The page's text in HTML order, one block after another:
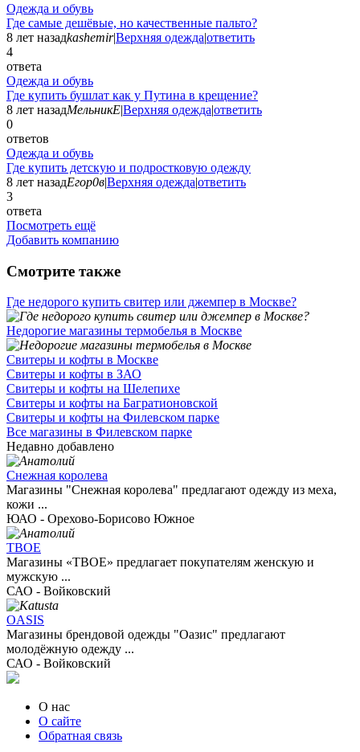
Одежда и обувь
Где самые дешёвые, но качественные пальто?
8 лет назадkashemir|Верхняя одежда|ответить
4
ответа
Одежда и обувь
Где купить бушлат как у Путина в крещение?
8 лет назадМельникЕ|Верхняя одежда|ответить
0
ответов
Одежда и обувь
Где купить детскую и подростковую одежду
8 лет назадЕгор0в|Верхняя одежда|ответить
3
ответа
Посмотреть ещё
Добавить компанию
Смотрите также
Где недорого купить свитер или джемпер в Москве?
Недорогие магазины термобелья в Москве
Свитеры и кофты в Москве
Свитеры и кофты в ЗАО
Свитеры и кофты на Шелепихе
Свитеры и кофты на Багратионовской
Свитеры и кофты на Филевском парке
Все магазины в Филевском парке
Недавно добавлено
Снежная королева
Магазины "Снежная королева" предлагают одежду из меха,
кожи ...
ЮАО - Орехово-Борисово Южное
ТВОЕ
Магазины «ТВОЕ» предлагает покупателям женскую и
мужскую ...
САО - Войковский
OASIS
Магазины брендовой одежды "Оазис" предлагают
молодёжную одежду ...
САО - Войковский
О нас
О сайте
Обратная связь